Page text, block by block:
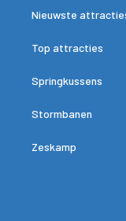
Nieuwste
Top attracties
Springkussens
Stormbanen
Zeskamp